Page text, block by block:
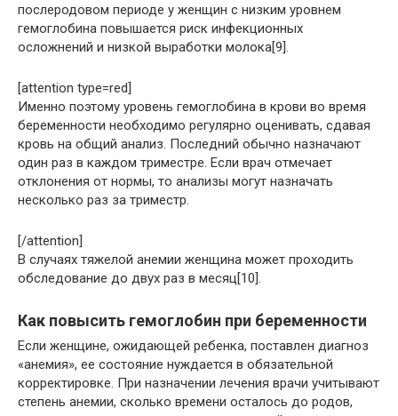
послеродовом периоде у женщин с низким уровнем
гемоглобина повышается риск инфекционных
осложнений и низкой выработки молока[9].
[attention type=red]
Именно поэтому уровень гемоглобина в крови во время
беременности необходимо регулярно оценивать, сдавая
кровь на общий анализ. Последний обычно назначают
один раз в каждом триместре. Если врач отмечает
отклонения от нормы, то анализы могут назначать
несколько раз за триместр.
[/attention]
В случаях тяжелой анемии женщина может проходить
обследование до двух раз в месяц[10].
Как повысить гемоглобин при беременности
Если женщине, ожидающей ребенка, поставлен диагноз
«анемия», ее состояние нуждается в обязательной
корректировке. При назначении лечения врачи учитывают
степень анемии, сколько времени осталось до родов,